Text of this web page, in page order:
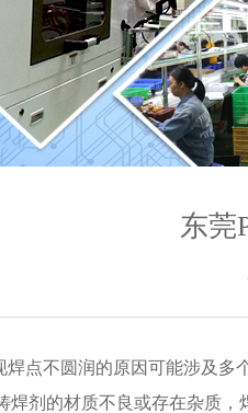
东莞
焊点不圆润的原因可能涉及多
焊剂的材质不良或存在杂质